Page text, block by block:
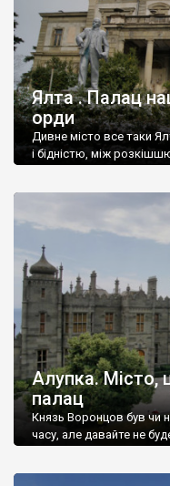
Ялта . Палац
орди
Дивне місто все таки
і бідністю, між
Алупка. Місто,
палац
Князь Воронцов був чи
часу, але давайте не